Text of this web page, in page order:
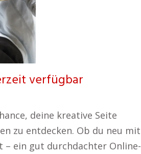
verfügbar
deine kreative Seite
zu entdecken. Ob du neu mit
– ein gut durchdachter Online-